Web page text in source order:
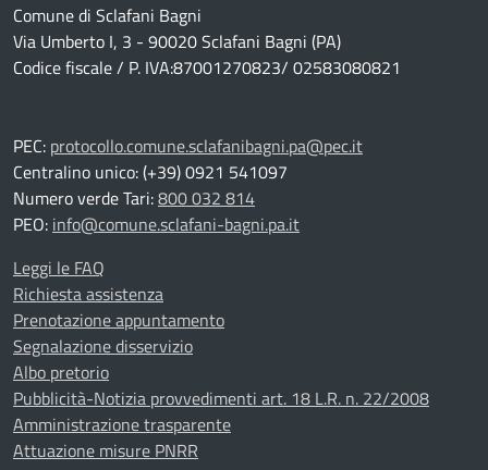
Comune di Sclafani Bagni
Via Umberto I, 3 - 90020 Sclafani Bagni (PA)
Codice fiscale / P. IVA:87001270823/ 02583080821
PEC: protocollo.comune.sclafanibagni.pa@pec.it
Centralino unico: (+39) 0921 541097
Numero verde Tari:800 032 814
PEO: info@comune.sclafani-bagni.pa.it
Leggi le FAQ
Richiesta assistenza
Prenotazione appuntamento
Segnalazione disservizio
Albo pretorio
Pubblicità-Notizia provvedimenti art. 18 L.R. n. 22/2008
Amministrazione trasparente
Attuazione misure PNRR